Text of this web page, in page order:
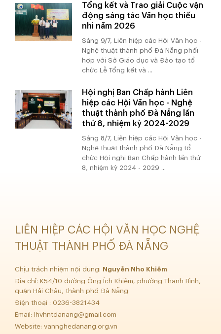
Tổng kết và Trao giải Cuộc vận
động sáng tác Văn học thiếu
nhi năm 2026
Sáng 9/7, Liên hiệp các Hội Văn học -
Nghệ thuật thành phố Đà Nẵng phối
hợp với Sở Giáo dục và Đào tạo tổ
chức Lễ Tổng kết và ...
Hội nghị Ban Chấp hành Liên
hiệp các Hội Văn học - Nghệ
thuật thành phố Đà Nẵng lần
thứ 8, nhiệm kỳ 2024-2029
Sáng 8/7, Liên hiệp các Hội Văn học -
Nghệ thuật thành phố Đà Nẵng tổ
chức Hội nghị Ban Chấp hành lần thứ
8, nhiệm kỳ 2024 - 2029 ...
LIÊN HIỆP CÁC HỘI VĂN HỌC NGHỆ
THUẬT THÀNH PHỐ ĐÀ NẴNG
Chịu trách nhiệm nội dung:
Nguyễn Nho Khiêm
Địa chỉ: K54/10 đường Ông Ích Khiêm, phường Thanh Bình,
quận Hải Châu, thành phố Đà Nẵng
Điện thoại : 0236-3821434
Email:
lhvhntdanang@gmail.com
Website: vannghedanang.org.vn